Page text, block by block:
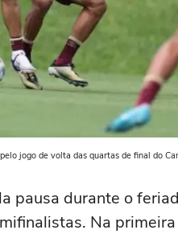
jogo de volta das quartas de final do
pausa durante o
Na